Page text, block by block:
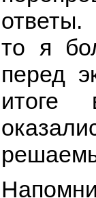
то я
перед
итоге